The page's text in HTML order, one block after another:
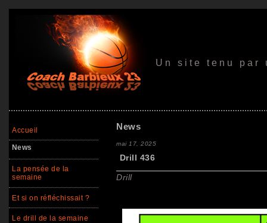
Un site tenu par
Accueil
News
La pensée de la
semaine
Et si on réfléchissait ?
Le drill de la semaine
News
mai 17, 2025
Drill 436
Drill